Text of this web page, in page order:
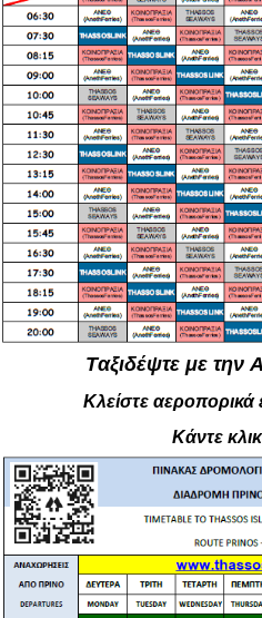
Tαξιδέψτε με
Κλείστε
Κάντε